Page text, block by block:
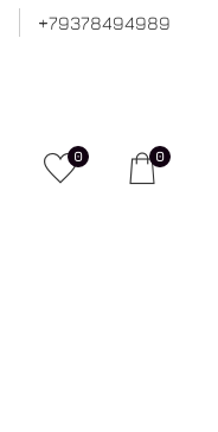
+79378494989
0 0